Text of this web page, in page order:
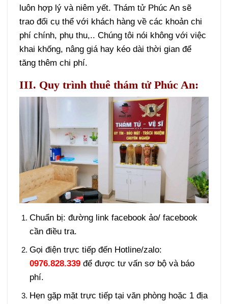
luôn hợp lý và niêm yết. Thám tử Phúc An sẽ
trao đổi cụ thể với khách hàng về các khoản chi
phí chính, phụ thu,.. Chúng tôi nói không với việc
khai khống, nâng giá hay kéo dài thời gian để
tăng thêm chi phí.
III. Quy trình thuê thám tử Phúc An:
Chuẩn bị: đường link facebook ảo/ facebook
cần điều tra.
Gọi điện trực tiếp đến Hotline/zalo:
0976.828.339để được tư vấn sơ bộ và báo
phí.
Hẹn gặp mặt trực tiếp tại văn phòng hoặc 1 địa